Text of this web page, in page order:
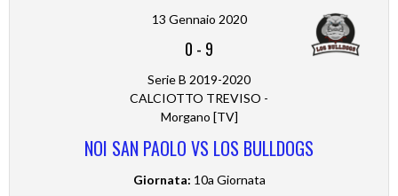
13 Gennaio 2020
0 - 9
Serie B 2019-2020
CALCIOTTO TREVISO -
Morgano [TV]
NOI SAN PAOLO VS LOS BULLDOGS
Giornata: 10a Giornata